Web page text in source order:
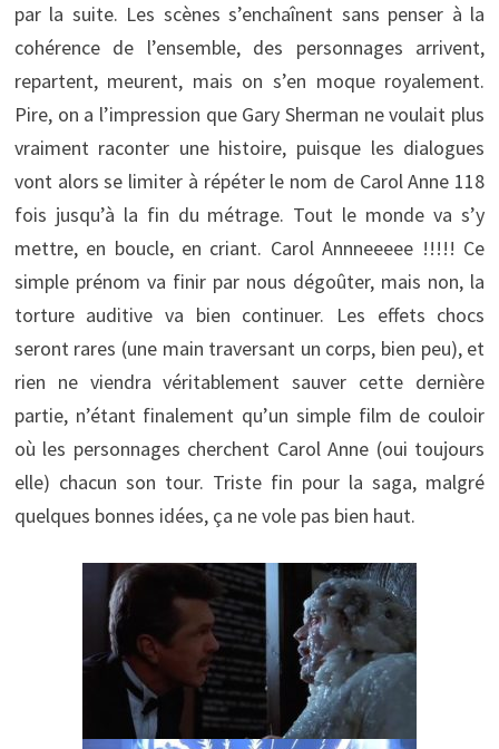
par la suite. Les scènes s’enchaînent sans penser à la
cohérence de l’ensemble, des personnages arrivent,
repartent, meurent, mais on s’en moque royalement.
Pire, on a l’impression que Gary Sherman ne voulait plus
vraiment raconter une histoire, puisque les dialogues
vont alors se limiter à répéter le nom de Carol Anne 118
fois jusqu’à la fin du métrage. Tout le monde va s’y
mettre, en boucle, en criant. Carol Annneeeee !!!!! Ce
simple prénom va finir par nous dégoûter, mais non, la
torture auditive va bien continuer. Les effets chocs
seront rares (une main traversant un corps, bien peu), et
rien ne viendra véritablement sauver cette dernière
partie, n’étant finalement qu’un simple film de couloir
où les personnages cherchent Carol Anne (oui toujours
elle) chacun son tour. Triste fin pour la saga, malgré
quelques bonnes idées, ça ne vole pas bien haut.